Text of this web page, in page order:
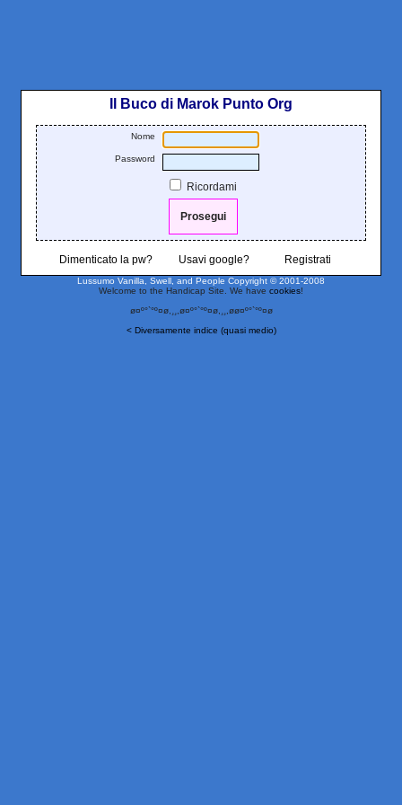
Il Buco di Marok Punto Org
Nome
Password
Ricordami
Dimenticato la pw? Usavi google? Registrati
Lussumo Vanilla, Swell, and People Copyright © 2001-2008
Welcome to the Handicap Site. We have cookies!
ø¤º°`°º¤ø,¸¸,ø¤º°`°º¤ø,¸¸,øø¤º°`°º¤ø
< Diversamente indice (quasi medio)